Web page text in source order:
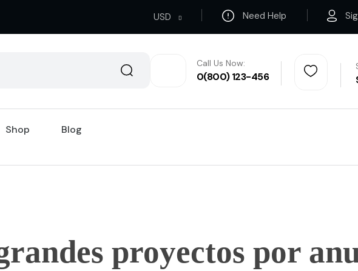
USD Need Help
Call Us Now:
0(800) 123-456
Shop
Blog
proyectos por